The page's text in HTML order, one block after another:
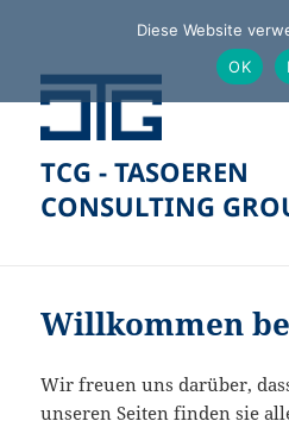
TCG - TASOEREN
CONSULTING
Willkommen
Wir freuen uns darüber,
unseren Seiten finden sie
Diese Website
OK